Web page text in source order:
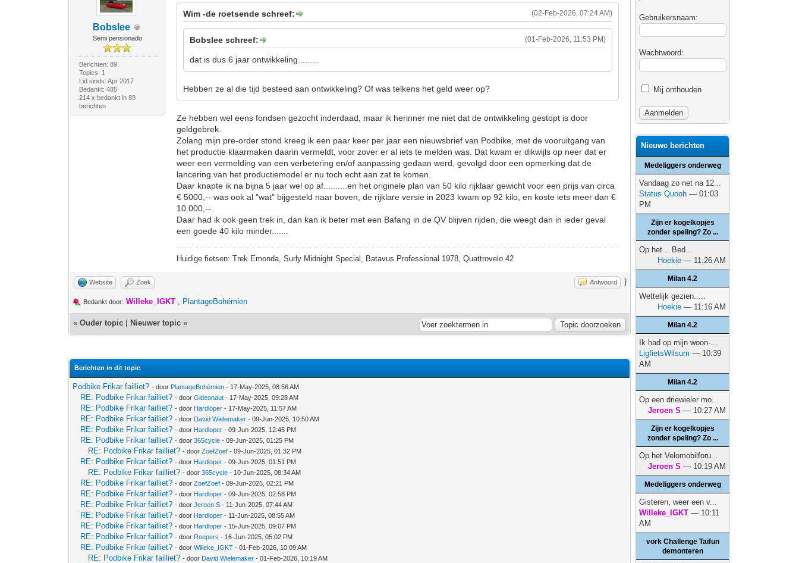
Bobslee
Semi pensionado
Berichten: 89
Topics: 1
Lid sinds: Apr 2017
Bedankt: 485
214 x bedankt in 89
berichten
(02-Feb-2026, 07:24 AM)
Wim -de roetsende schreef:
(01-Feb-2026, 11:53 PM)
Bobslee schreef:
dat is dus 6 jaar ontwikkeling.........
Hebben ze al die tijd besteed aan ontwikkeling? Of was telkens het geld weer op?
Ze hebben wel eens fondsen gezocht inderdaad, maar ik herinner me niet dat de ontwikkeling gestopt is door
geldgebrek.
Zolang mijn pre-order stond kreeg ik een paar keer per jaar een nieuwsbrief van Podbike, met de vooruitgang van
het productie klaarmaken daarin vermeldt, voor zover er al iets te melden was. Dat kwam er dikwijls op neer dat er
weer een vermelding van een verbetering en/of aanpassing gedaan werd, gevolgd door een opmerking dat de
lancering van het productiemodel er nu toch echt aan zat te komen.
Daar knapte ik na bijna 5 jaar wel op af..........en het originele plan van 50 kilo rijklaar gewicht voor een prijs van circa
€ 5000,-- was ook al "wat" bijgesteld naar boven, de rijklare versie in 2023 kwam op 92 kilo, en koste iets meer dan €
10.000,--.
Daar had ik ook geen trek in, dan kan ik beter met een Bafang in de QV blijven rijden, die weegt dan in ieder geval
een goede 40 kilo minder.......
Huidige fietsen: Trek Emonda, Surly Midnight Special, Batavus Professional 1978, Quattrovelo 42
Website Zoek Antwoord }
Bedankt door: Willeke_IGKT , PlantageBohémien
«Ouder topic Nieuwer topic »
Berichten in dit topic
Podbike Frikar failliet? - door PlantageBohémien - 17-May-2025, 08:56 AM
RE: Podbike Frikar failliet? - doorGideonaut - 17-May-2025, 09:28 AM
RE: Podbike Frikar failliet? - door Hardloper - 17-May-2025, 11:57 AM
RE: Podbike Frikar failliet? - door David Wielemaker - 09-Jun-2025, 10:50 AM
RE: Podbike Frikar failliet? - door Hardloper - 09-Jun-2025, 12:45 PM
RE: Podbike Frikar failliet? - door365cycle - 09-Jun-2025, 01:25 PM
RE: Podbike Frikar failliet? - doorZoefZoef - 09-Jun-2025, 01:32 PM
RE: Podbike Frikar failliet? - door Hardloper - 09-Jun-2025, 01:51 PM
RE: Podbike Frikar failliet? - door365cycle - 10-Jun-2025, 08:34 AM
RE: Podbike Frikar failliet? - doorZoefZoef - 09-Jun-2025, 02:21 PM
RE: Podbike Frikar failliet? - door Hardloper - 09-Jun-2025, 02:58 PM
RE: Podbike Frikar failliet? - doorJeroen S - 11-Jun-2025, 07:44 AM
RE: Podbike Frikar failliet? - door Hardloper - 11-Jun-2025, 08:55 AM
RE: Podbike Frikar failliet? - door Hardloper - 15-Jun-2025, 09:07 PM
RE: Podbike Frikar failliet? - door Roepers - 16-Jun-2025, 05:02 PM
RE: Podbike Frikar failliet? - doorWilleke_IGKT - 01-Feb-2026, 10:09 AM
RE: Podbike Frikar failliet? - door David Wielemaker - 01-Feb-2026, 10:19 AM
Gebruikersnaam:
Wachtwoord:
Mij onthouden
Nieuwe berichten
Medeliggers onderweg
Vandaag zo net na 12...
Status Quooh — 01:03
PM
Zijn er kogelkopjes
zonder speling? Zo ...
Op het .. Bed...
Hoekie — 11:26 AM
Milan 4.2
Wettelijk gezien.....
Hoekie — 11:16 AM
Milan 4.2
Ik had op mijn woon-...
LigfietsWilsum — 10:39
AM
Milan 4.2
Op een driewieler mo...
Jeroen S — 10:27 AM
Zijn er kogelkopjes
zonder speling? Zo ...
Op het Velomobilforu...
Jeroen S — 10:19 AM
Medeliggers onderweg
Gisteren, weer een v...
Willeke_IGKT — 10:11
AM
vork Challenge Taifun
demonteren